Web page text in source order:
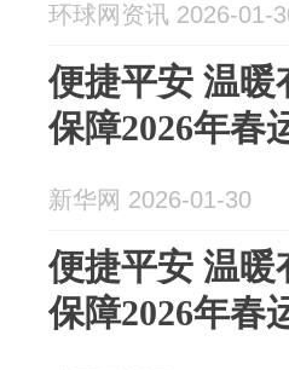
环球网资讯 2026-01-
便捷平安 温
保障2026年春
新华网 2026-01-30
便捷平安 温
保障2026年春